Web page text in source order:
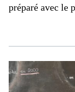
préparé avec le